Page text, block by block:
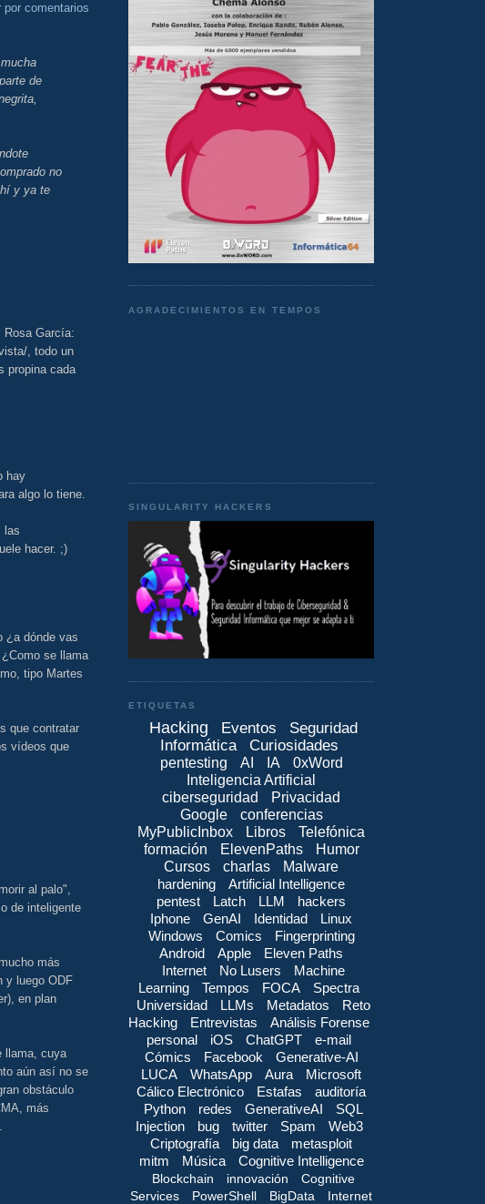
por comentarios
de
no
y ya te
Rosa García:
, todo un
propina cada
hay
algo lo tiene.
las
hacer. ;)
¿a dónde vas
se llama
tipo Martes
que contratar
vídeos que
al palo",
de inteligente
más
y luego ODF
en plan
llama, cuya
aún así no se
obstáculo
más
AGRADECIMIENTOS EN TEMPOS
SINGULARITY HACKERS
ETIQUETAS
Hacking Eventos
Seguridad
Informática
Curiosidades
pentesting AI IA
0xWord
Inteligencia Artificial
ciberseguridad
Privacidad
Google
conferencias
MyPublicInbox
Libros
Telefónica
formación
ElevenPaths
Humor
Cursos
charlas
Malware
hardening
Artificial Intelligence
pentest
Latch LLM
hackers
Iphone
GenAI Identidad
Linux
Windows
Comics
Fingerprinting
Android
Apple
Eleven Paths
Internet
No Lusers
Machine
Learning
Tempos FOCA
Spectra
Universidad
LLMs Metadatos
Reto
Hacking
Entrevistas
Análisis Forense
personal
iOS ChatGPT
e-mail
Cómics
Facebook
Generative-AI
LUCA
WhatsApp Aura
Microsoft
Cálico Electrónico
Estafas
auditoría
Python
redes GenerativeAI
SQL
Injection
bug twitter Spam
Web3
Criptografía
big data
metasploit
mitm
Música Cognitive Intelligence
Blockchain innovación
Cognitive
Services
PowerShell BigData
Internet